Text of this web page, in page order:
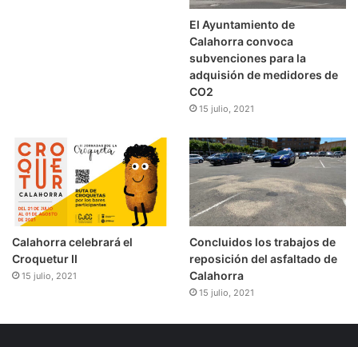
El Ayuntamiento de
Calahorra convoca
subvenciones para la
adquisión de medidores de
CO2
15 julio, 2021
Calahorra celebrará el
Croquetur II
15 julio, 2021
Concluidos los trabajos de
reposición del asfaltado de
Calahorra
15 julio, 2021